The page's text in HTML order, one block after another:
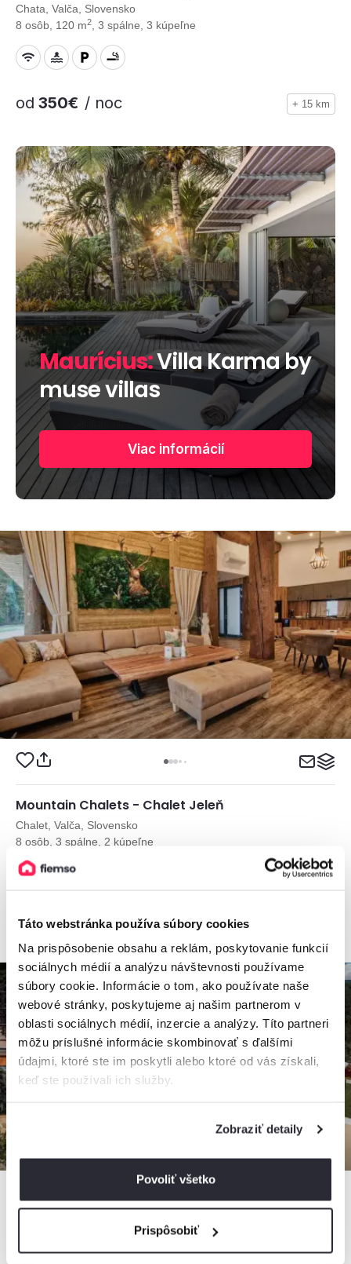
Táto webstránka používa súbory cookies
Na prispôsobenie obsahu a reklám, poskytovanie funkcií
sociálnych médií a analýzu návštevnosti používame
súbory cookie. Informácie o tom, ako používate naše
webové stránky, poskytujeme aj našim partnerom v
oblasti sociálnych médií, inzercie a analýzy. Títo partneri
môžu príslušné informácie skombinovať s ďalšími
údajmi, ktoré ste im poskytli alebo ktoré od vás získali,
keď ste používali ich služby.
Zobraziť detaily
Povoliť všetko
Prispôsobiť
Chata, Valča, Slovensko
8 osôb, 120 m2 , 3 spálne, 3 kúpeľne
od 350€ / noc + 15 km
Maurícius:Villa Karma by
muse villas
Viac informácií
Mountain Chalets - Chalet Jeleň
Chalet, Valča, Slovensko
8 osôb, 3 spálne, 2 kúpeľne
od400€ / noc
Mountain Chalets - Chalet Diviak
Chalet, Valča, Slovensko